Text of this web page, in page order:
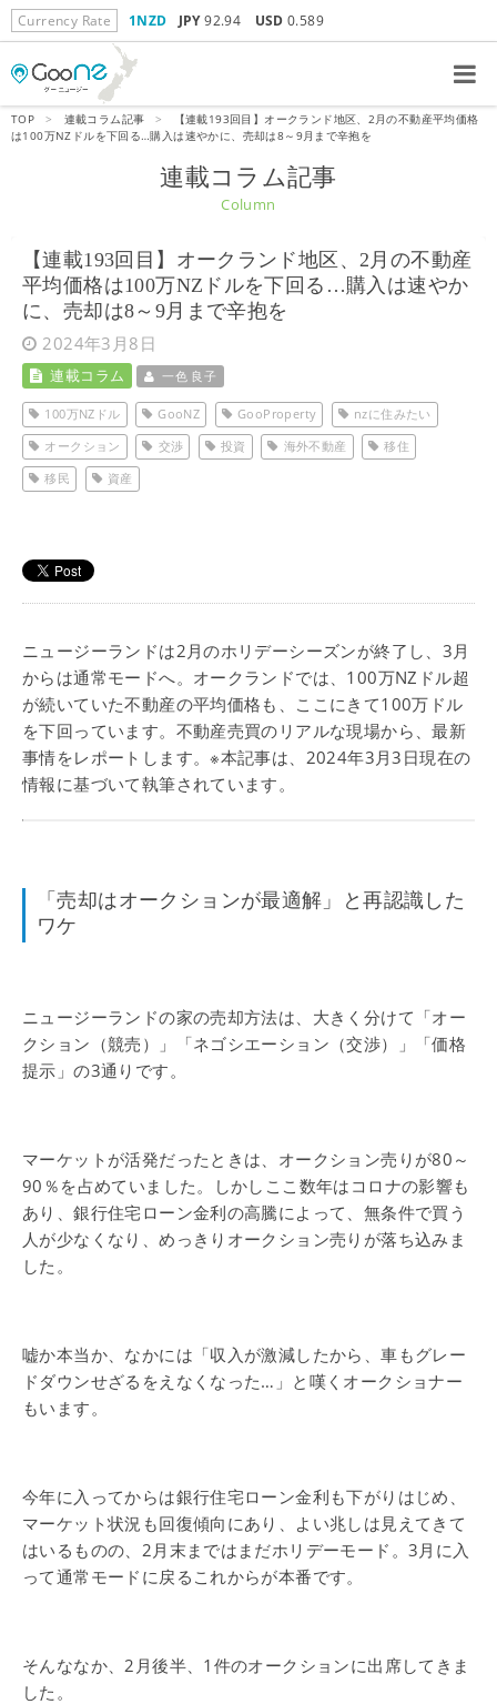
Currency Rate 1NZD JPY92.94 USD 0.589
TOP > 連載コラム記事 > 【連載193回目】 オークランド地区、2月の不動産平均価格
は100万NZドルを下回る…購入は速やかに、売却は8～9月まで辛抱を
連載コラム記事
Column
【連載193回目】 オークランド地区、2月の不動産
平均価格は100万NZドルを下回る…購入は速やか
に、売却は8～9月まで辛抱を
2024年3月8日
連載コラム 一色 良子
100万NZドル GooNZ GooProperty
nzに住みたい
オークション
交渉 投資 海外不動産
移住
移民
資産
ニュージーランドは2月のホリデーシーズンが終了し、3月
からは通常モードへ。オークランドでは、100万NZドル超
が続いていた不動産の平均価格も、ここにきて100万ドル
を下回っています。不動産売買のリアルな現場から、最新
事情をレポートします。※本記事は、2024年3月3日現在の
情報に基づいて執筆されています。
「売却はオークションが最適解」と再認識した
ワケ
ニュージーランドの家の売却方法は、大きく分けて「オー
クション（競売）」「ネゴシエーション（交渉）」「価格
提示」の3通りです。
マーケットが活発だったときは、オークション売りが80～
90％を占めていました。しかしここ数年はコロナの影響も
あり、銀行住宅ローン金利の高騰によって、無条件で買う
人が少なくなり、めっきりオークション売りが落ち込みま
した。
嘘か本当か、なかには「収入が激減したから、車もグレー
ドダウンせざるをえなくなった…」と嘆くオークショナー
もいます。
今年に入ってからは銀行住宅ローン金利も下がりはじめ、
マーケット状況も回復傾向にあり、よい兆しは見えてきて
はいるものの、2月末まではまだホリデーモード。3月に入
って通常モードに戻るこれからが本番です。
そんななか、2月後半、1件のオークションに出席してきま
した。